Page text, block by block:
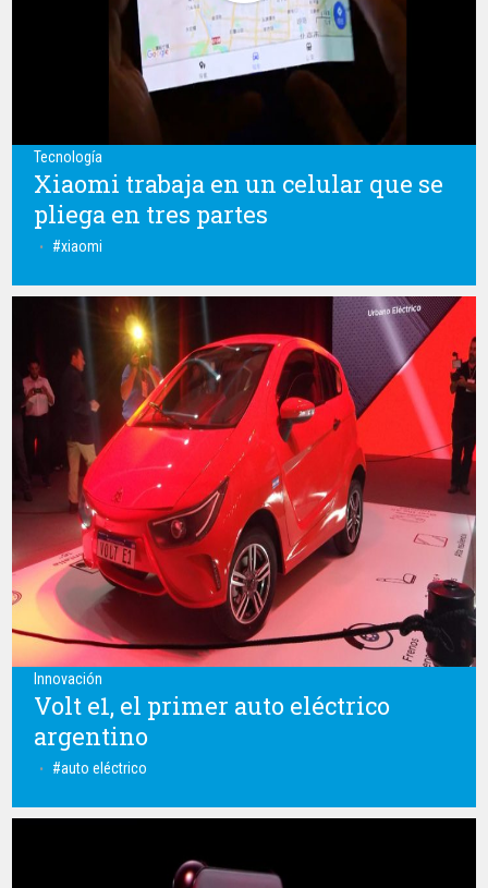
Tecnología
Xiaomi trabaja en un celular que se
pliega en tres partes
xiaomi
Innovación
Volt e1, el primer auto eléctrico
argentino
auto eléctrico